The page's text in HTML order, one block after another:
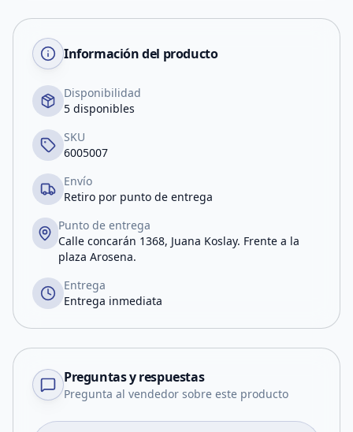
Información del producto
Disponibilidad
5 disponibles
SKU
6005007
Envío
Retiro por punto de entrega
Punto de entrega
Calle concarán 1368, Juana Koslay. Frente a la
plaza Arosena.
Entrega
Entrega inmediata
Preguntas y respuestas
Pregunta al vendedor sobre este producto